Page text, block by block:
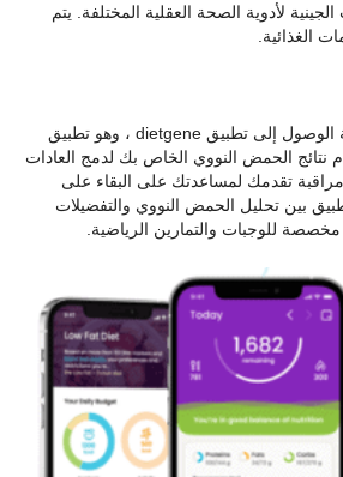
لأدوية الصحة العقلية المختلفة. يتم
الغذائية.
يأتي كل اختبار مع إمكانية الوصول إلى تطبيق dietgene ، وهو تطبيق
نتائج الحمض النووي الخاص بك لدمج العادات
تقدمك لمساعدتك على البقاء على
بين تحليل الحمض النووي والتفضيلات
للوجبات والتمارين الرياضية.